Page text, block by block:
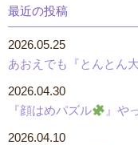
最近の投稿
あおえでも『とんとん
2026.05.25
『顔はめパズル 』や
2026.04.30
2026.04.10